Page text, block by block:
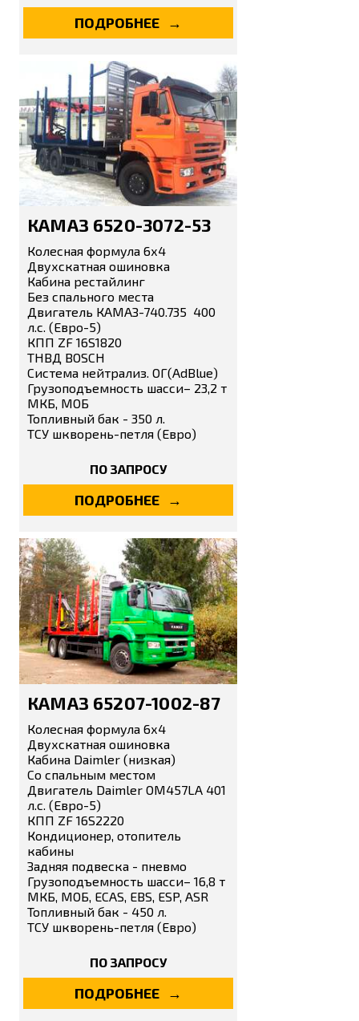
ПОДРОБНЕЕ
КАМАЗ 6520-3072-53
Колесная формула 6х4
Двухскатная ошиновка
Кабина рестайлинг
Без спального места
Двигатель КАМАЗ-740.735 400
л.с. (Eвро-5)
КПП ZF 16S1820
ТНВД BOSCH
Система нейтрализ. ОГ(AdBlue)
Грузоподъемность шасси– 23,2 т
МКБ, МОБ
Топливный бак - 350 л.
ТСУ шкворень-петля (Евро)
ПО ЗАПРОСУ
ПОДРОБНЕЕ
КАМАЗ 65207-1002-87
Колесная формула 6х4
Двухскатная ошиновка
Кабина Daimler (низкая)
Со спальным местом
Двигатель Daimler OM457LA 401
л.с. (Евро-5)
КПП ZF 16S2220
Кондиционер, отопитель
кабины
Задняя подвеска - пневмо
Грузоподъемность шасси– 16,8 т
МКБ, МОБ, ECAS, EBS, ESP, ASR
Топливный бак - 450 л.
ТСУ шкворень-петля (Евро)
ПО ЗАПРОСУ
ПОДРОБНЕЕ